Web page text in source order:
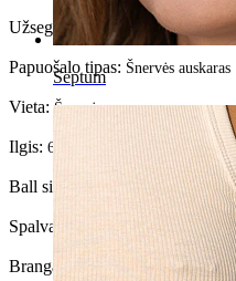
Septum
Užsegimo tipas: L-formos
Papuošalo tipas: Šnervės auskaras
Vieta:Šnervės
Ilgis: 6 mm
Ball size:
Spalva: Sidabrinė
Brangakmenio spalva:Skaidri